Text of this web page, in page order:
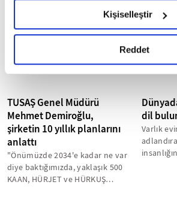
okumak ve sitemizi ziyaretiniz
gerçekleştirilen veri işleme faaliyetleri
detaylı bilgi almak için lütfentıklayınız.
Kişiselleştir
Reddet
Borno eyaletinde çocuk
TUSAŞ Genel Müdürü
Mehmet Demiroğlu,
şirketin 10 yıllık planlarını
anlattı
"Önümüzde 2034'e kadar ne var
diye baktığımızda, yaklaşık 500
KAAN, HÜRJET ve HÜRKUŞ
dil
Varlık